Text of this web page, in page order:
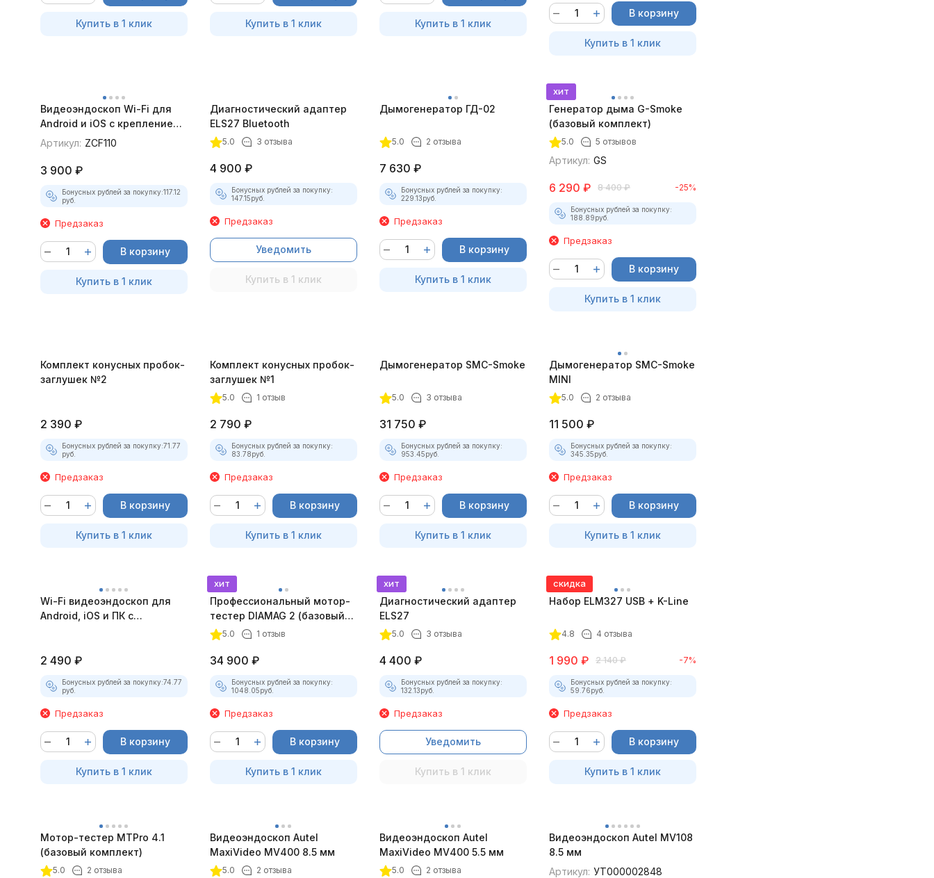
Купить в 1 клик Купить в 1 клик Купить в 1 клик
В корзину
Купить в 1 клик
Видеоэндоскоп Wi-Fi для
Android и iOS с креплением
для смартфона
Артикул: ZCF110
3 900 ₽
Бонусных рублей за покупку:117.12
руб.
Предзаказ
В корзину
Купить в 1 клик
Диагностический адаптер
ELS27 Bluetooth
5.0 3 отзыва
4 900 ₽
Бонусных рублей за покупку:
147.15руб.
Предзаказ
Уведомить
Купить в 1 клик
Дымогенератор ГД-02
5.0 2 отзыва
7 630 ₽
Бонусных рублей за покупку:
229.13руб.
Предзаказ
В корзину
Купить в 1 клик
хит
Генератор дыма G-Smoke
(базовый комплект)
5.0 5 отзывов
Артикул: GS
6 290 ₽ 8 400 ₽ -25%
Бонусных рублей за покупку:
188.89руб.
Предзаказ
В корзину
Купить в 1 клик
Комплект конусных пробок-
заглушек №2
2 390 ₽
Бонусных рублей за покупку:71.77
руб.
Предзаказ
В корзину
Купить в 1 клик
Комплект конусных пробок-
заглушек №1
5.0 1 отзыв
2 790 ₽
Бонусных рублей за покупку:
83.78руб.
Предзаказ
В корзину
Купить в 1 клик
Дымогенератор SMC-Smoke
5.0 3 отзыва
31 750 ₽
Бонусных рублей за покупку:
953.45руб.
Предзаказ
В корзину
Купить в 1 клик
Дымогенератор SMC-Smoke
MINI
5.0 2 отзыва
11 500 ₽
Бонусных рублей за покупку:
345.35руб.
Предзаказ
В корзину
Купить в 1 клик
Wi-Fi видеоэндоскоп для
Android, iOS и ПК с
2 490 ₽
Бонусных рублей за покупку:74.77
руб.
Предзаказ
В корзину
Купить в 1 клик
хит
Профессиональный мотор-
тестер DIAMAG 2 (базовый
комплект)
5.0 1 отзыв
34 900 ₽
Бонусных рублей за покупку:
1048.05руб.
Предзаказ
В корзину
Купить в 1 клик
хит
Диагностический адаптер
ELS27
5.0 3 отзыва
4 400 ₽
Бонусных рублей за покупку:
132.13руб.
Предзаказ
Уведомить
Купить в 1 клик
скидка
Набор ELM327 USB + K-Line
4.8 4 отзыва
1 990 ₽ 2 140 ₽ -7%
Бонусных рублей за покупку:
59.76руб.
Предзаказ
В корзину
Купить в 1 клик
Мотор-тестер MTPro 4.1
(базовый комплект)
5.0 2 отзыва
Видеоэндоскоп Autel
MaxiVideo MV400 8.5 мм
5.0 2 отзыва
Видеоэндоскоп Autel
MaxiVideo MV400 5.5 мм
5.0 2 отзыва
Видеоэндоскоп Autel MV108
8.5 мм
Артикул: УТ000002848